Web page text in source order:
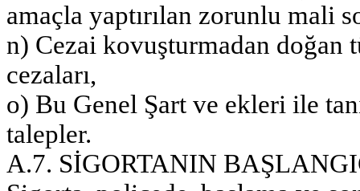
amaçla yaptırılan zorunlu mali
n) Cezai kovuşturmadan
cezaları,
o) Bu Genel Şart ve ekleri ile
talepler.
A.7. SİGORTANIN